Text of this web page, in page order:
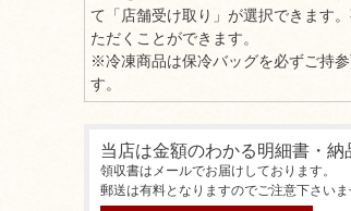
て「店舗受け取り」が選択できます
ただくことができます。
※冷凍商品は保冷バッグを必ずご持
す。
当店は金額のわかる明細書・
領収書はメールでお届けしております。
郵送は有料となりますのでご注意下さい